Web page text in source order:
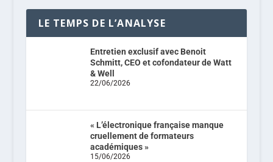
LE TEMPS DE L’ANALYSE
Entretien exclusif avec Benoit
Schmitt, CEO et cofondateur de Watt
& Well
22/06/2026
« L’électronique française manque
cruellement de formateurs
académiques »
15/06/2026